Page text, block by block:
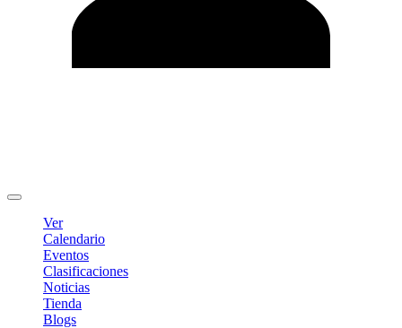
Ver
Calendario
Eventos
Clasificaciones
Noticias
Tienda
Blogs